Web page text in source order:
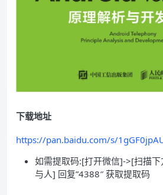
下载地址
https://pan.baidu.com/s/
如需提取码:[打开微信]->[扫描
与人] 回复”4388″ 获取提取码